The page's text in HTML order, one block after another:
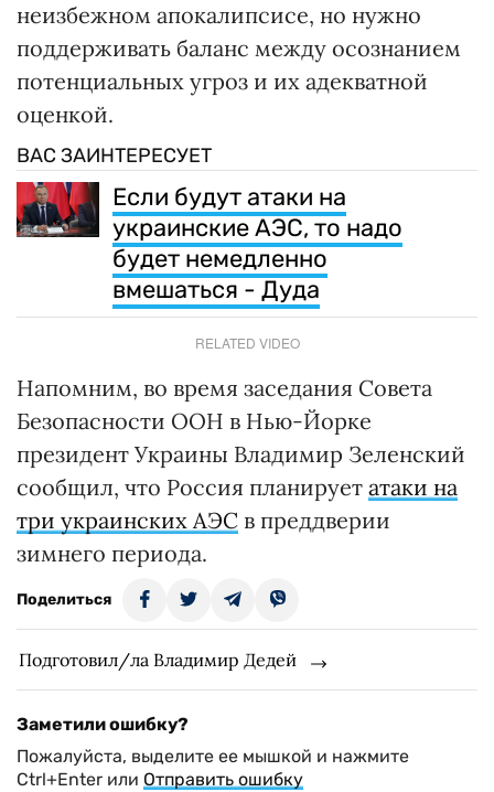
неизбежном апокалипсисе, но нужно
поддерживать баланс между осознанием
потенциальных угроз и их адекватной
оценкой.
ВАС ЗАИНТЕРЕСУЕТ
Если будут атаки на
украинские АЭС, то надо
будет немедленно
вмешаться - Дуда
RELATED VIDEO
Напомним, во время заседания Совета
Безопасности ООН в Нью-Йорке
президент Украины Владимир Зеленский
сообщил, что Россия планирует атаки на
три украинских АЭС в преддверии
зимнего периода.
Поделиться
Подготовил/ла Владимир Дедей
Заметили ошибку?
Пожалуйста, выделите ее мышкой и нажмите
Ctrl+Enter или Отправить ошибку